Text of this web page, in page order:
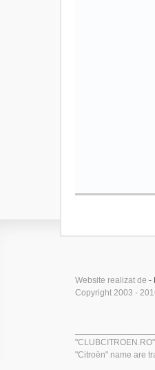
Website realizat de -
Copyright 2003 -
"Citroën" name are